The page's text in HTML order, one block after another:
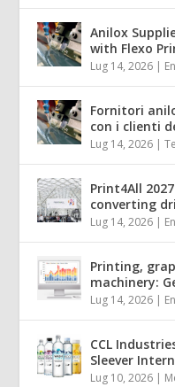
Anilox
with Flexo
Lug 14, 2026 |
Fornitori
con i clienti
Lug 14, 2026 |
Print4All
converting
Lug 14, 2026 |
Printing,
machinery:
Lug 14, 2026 |
CCL
Sleever
Lug 10, 2026 |